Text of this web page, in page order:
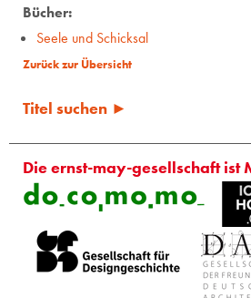
Bücher:
Seele und Schicksal
Zurück zur Übersicht
Titel suchen ►
Die ernst-may-gesellschaft ist